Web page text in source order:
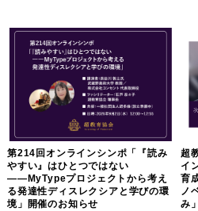
第214回オンラインシンポ「『読み
やすい』はひとつではない
――MyTypeプロジェクトから考え
る発達性ディスレクシアと学びの環
境」開催のお知らせ
超
イ
育
ノ
み」